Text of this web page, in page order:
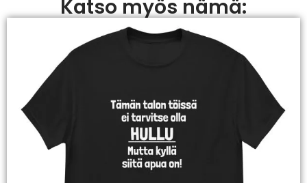
Katso myös nämä: